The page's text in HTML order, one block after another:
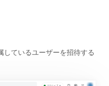
しているユーザーを招待する